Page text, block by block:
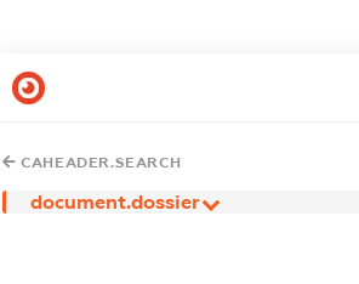
CAHEADER.SEARCH
document.dossier